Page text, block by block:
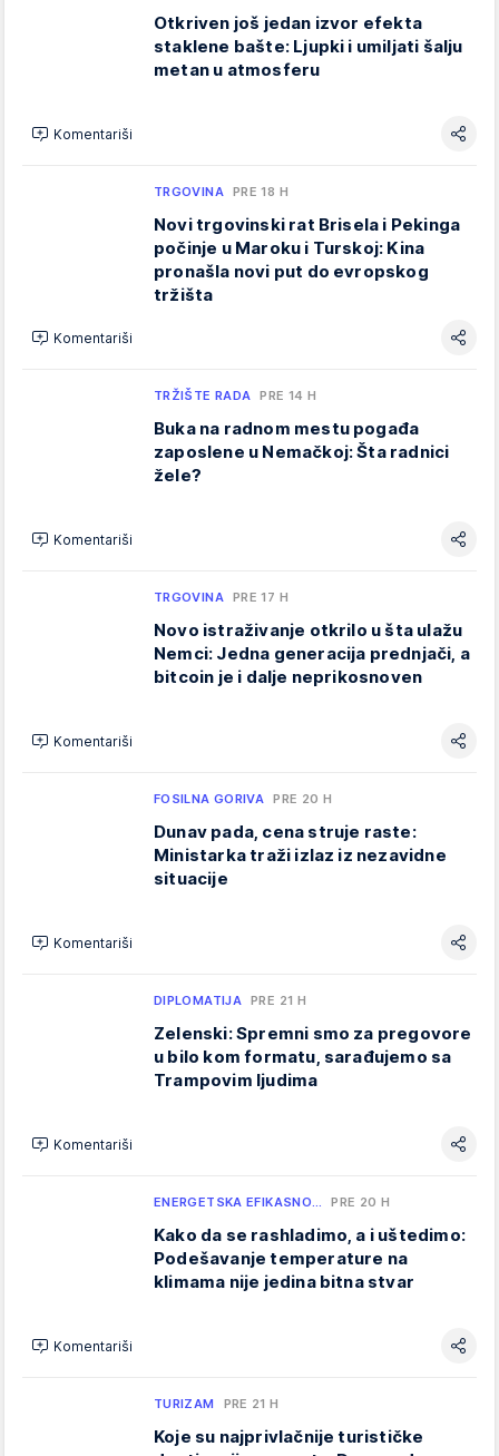
Otkriven još jedan izvor efekta
staklene bašte: Ljupki i umiljati šalju
metan u atmosferu
Komentariši
TRGOVINA PRE 18 H
Novi trgovinski rat Brisela i Pekinga
počinje u Maroku i Turskoj: Kina
pronašla novi put do evropskog
tržišta
Komentariši
TRŽIŠTE RADA PRE 14 H
Buka na radnom mestu pogađa
zaposlene u Nemačkoj: Šta radnici
žele?
Komentariši
TRGOVINA PRE 17 H
Novo istraživanje otkrilo u šta ulažu
Nemci: Jedna generacija prednjači, a
bitcoin je i dalje neprikosnoven
Komentariši
FOSILNA GORIVA PRE 20 H
Dunav pada, cena struje raste:
Ministarka traži izlaz iz nezavidne
situacije
Komentariši
DIPLOMATIJA PRE 21 H
Zelenski: Spremni smo za pregovore
u bilo kom formatu, sarađujemo sa
Trampovim ljudima
Komentariši
ENERGETSKA EFIKASNO… PRE 20 H
Kako da se rashladimo, a i uštedimo:
Podešavanje temperature na
klimama nije jedina bitna stvar
Komentariši
TURIZAM PRE 21 H
Koje su najprivlačnije turističke